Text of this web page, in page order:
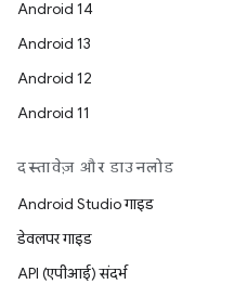
Android 14
Android 13
Android 12
Android 11
दस्तावेज़ और डाउनलोड
Android Studio गाइड
डेवलपर गाइड
API (एपीआई) संदर्भ